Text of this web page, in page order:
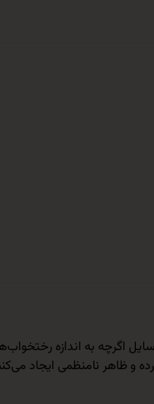
اگرچه به اندازه
ظاهر نامنظمی ایجاد